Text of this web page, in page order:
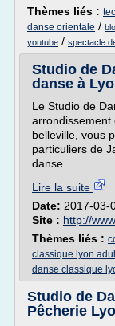
Thèmes liés :
danse orientale /
youtube / spectacle
Studio de
danse à
Le Studio de
arrondissement
belleville, vous
particuliers de
danse...
Lire la suite
Date: 2017-03-
Site : http://
Thèmes liés :
classique lyon
danse classique
Studio de
Pêcherie